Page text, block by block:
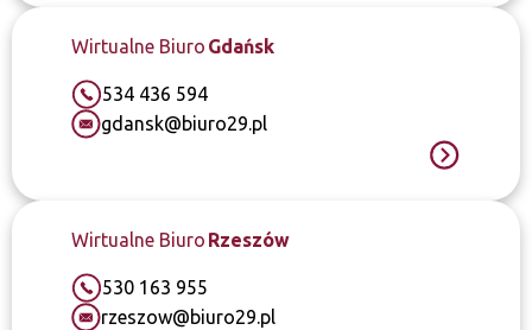
Wirtualne Biuro Gdańsk
534 436 594
gdansk@biuro29.pl
Wirtualne Biuro Rzeszów
530 163 955
rzeszow@biuro29.pl